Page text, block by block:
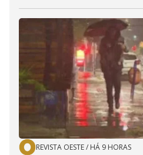
REVISTA OESTE/ HÁ 9 HORAS